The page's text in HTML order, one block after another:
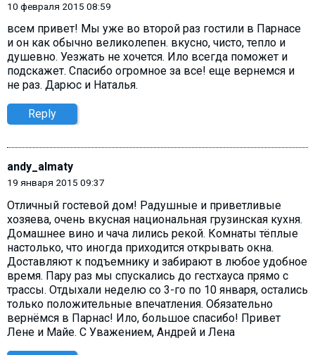
10 февраля 2015 08:59
всем привет! Мы уже во второй раз гостили в Парнасе
и он как обычно великолепен. вкусно, чисто, тепло и
душевно. Уезжать не хочется. Ило всегда поможет и
подскажет. Спасибо огромное за все! еще вернемся и
не раз. Дарюс и Наталья.
Reply
andy_almaty
19 января 2015 09:37
Отличный гостевой дом! Радушные и приветливые
хозяева, очень вкусная национальная грузинская кухня.
Домашнее вино и чача лились рекой. Комнаты тёплые
настолько, что иногда приходится открывать окна.
Доставляют к подъемнику и забирают в любое удобное
время. Пару раз мы спускались до гестхауса прямо с
трассы. Отдыхали неделю со 3-го по 10 января, остались
только положительные впечатления. Обязательно
вернёмся в Парнас! Ило, большое спасибо! Привет
Лене и Майе. С Уважением, Андрей и Лена